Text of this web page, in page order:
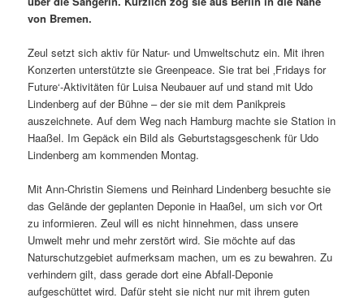
von Bremen.
Zeul setzt sich aktiv für Natur- und Umweltschutz ein. Mit ihren
Konzerten unterstützte sie Greenpeace. Sie trat bei ‚Fridays for
Future‘-Aktivitäten für Luisa Neubauer auf und stand mit Udo
Lindenberg auf der Bühne – der sie mit dem Panikpreis
auszeichnete. Auf dem Weg nach Hamburg machte sie Station in
Haaßel. Im Gepäck ein Bild als Geburtstagsgeschenk für Udo
Lindenberg am kommenden Montag.
Mit Ann-Christin Siemens und Reinhard Lindenberg besuchte sie
das Gelände der geplanten Deponie in Haaßel, um sich vor Ort
zu informieren. Zeul will es nicht hinnehmen, dass unsere
Umwelt mehr und mehr zerstört wird. Sie möchte auf das
Naturschutzgebiet aufmerksam machen, um es zu bewahren. Zu
verhindern gilt, dass gerade dort eine Abfall-Deponie
aufgeschüttet wird. Dafür steht sie nicht nur mit ihrem guten